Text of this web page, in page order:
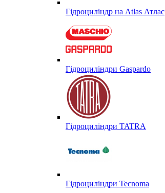
Гідроциліндр на Atlas Атлас
Гідроциліндри Gaspardo
Гідроциліндри TATRA
Гідроциліндри Tecnoma